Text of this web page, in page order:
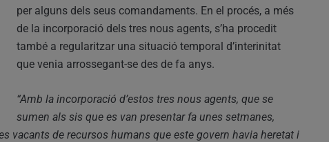
per alguns dels seus comandaments. En el procés, a més
de la incorporació dels tres nous agents, s’ha procedit
també a regularitzar una situació temporal d’interinitat
que venia arrossegant-se des de fa anys.
“Amb la incorporació d’estos tres nous agents, que se
sumen als sis que es van presentar fa unes setmanes,
vacants de recursos humans que este govern havia heretat i